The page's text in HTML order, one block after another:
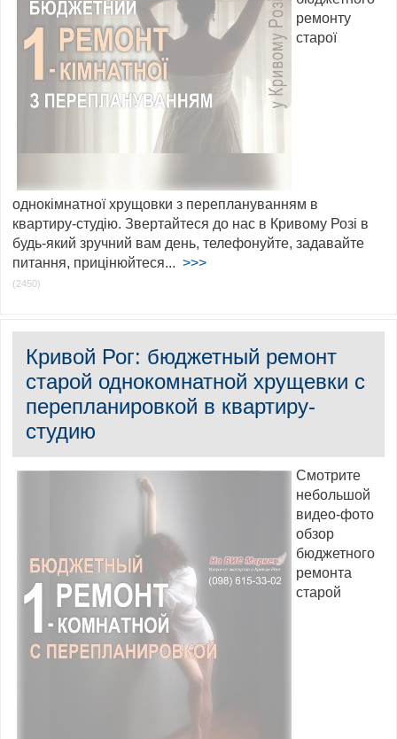
ремонту
старої
однокімнатної хрущовки з переплануванням в
квартиру-студію. Звертайтеся до нас в Кривому Розі в
будь-який зручний вам день, телефонуйте, задавайте
питання, прицінюйтеся... >>>
(2450)
Кривой Рог: бюджетный ремонт
старой однокомнатной хрущевки с
перепланировкой в квартиру-
студию
Смотрите
небольшой
видео-фото
обзор
бюджетного
ремонта
старой